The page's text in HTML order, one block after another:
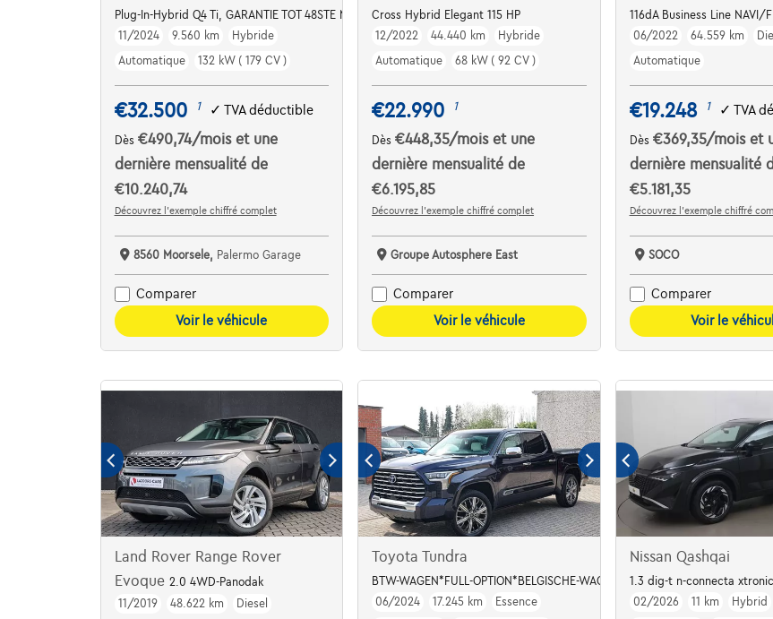
Plug-In-Hybrid Q4 Ti, GARANTIE TOT 48STE MAAND
11/2024
9.560 km
Hybride
Automatique
132 kW ( 179 CV )
€32.500 1 ✓ TVA déductible
Dès €490,74/mois et une
dernière mensualité de
€10.240,74
Découvrez l’exemple chiffré complet
8560 Moorsele, Palermo Garage
Comparer
Voir le véhicule
Cross Hybrid Elegant 115 HP
12/2022
44.440 km
Hybride
Automatique
68 kW ( 92 CV )
€22.990 1
Dès€448,35/moiset une
dernière mensualité de
€6.195,85
Découvrez l’exemple chiffré complet
Groupe Autosphere East
Comparer
Voir le véhicule
116dA Business Line NAVI/
06/2022
64.559 km
Automatique
€19.248 1 ✓ TVA
Dès €369,35/mois et
dernière mensualité
€5.181,35
Découvrez l’exemple chiffré
SOCO
Comparer
Voir le
Land Rover Range Rover
Evoque 2.0 4WD-Panodak
11/2019
48.622 km
Diesel
Toyota Tundra
BTW-WAGEN*FULL-OPTION*BELGISCHE-WAGEN*PANORAMI-DAK
06/2024
17.245 km
Essence
Nissan Qashqai
1.3 dig-t n-connecta xtronic
02/2026
11 km
Hybrid